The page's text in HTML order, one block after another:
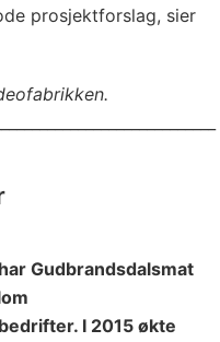
prosjektforslag, sier
Gudbrandsdalsmat
I 2015 økte